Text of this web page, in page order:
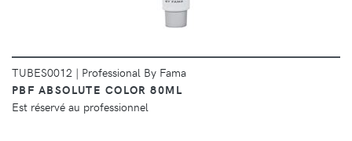
TUBES0012 | Professional By Fama
PBF ABSOLUTE COLOR 80ML
Est réservé au professionnel